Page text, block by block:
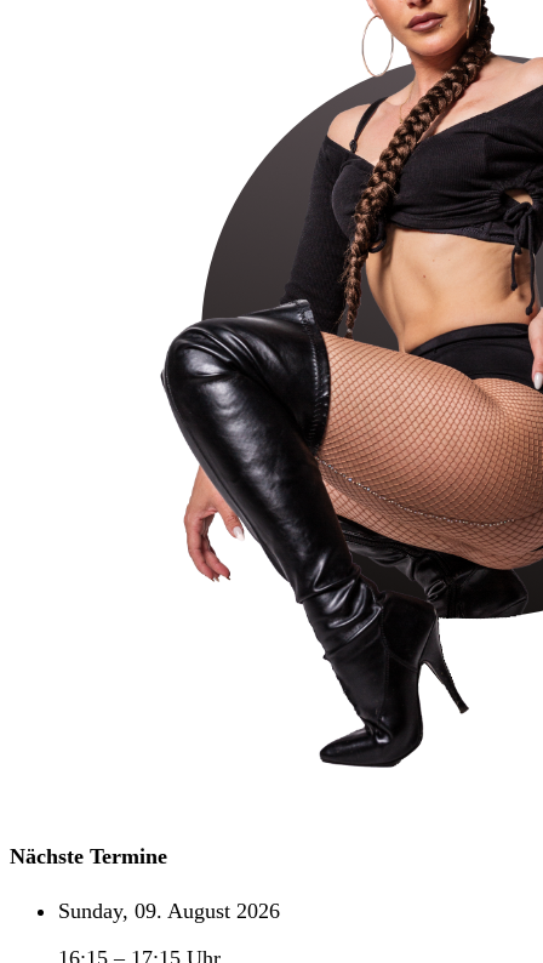
Nächste Termine
Sunday, 09. August 2026
16:15 – 17:15 Uhr